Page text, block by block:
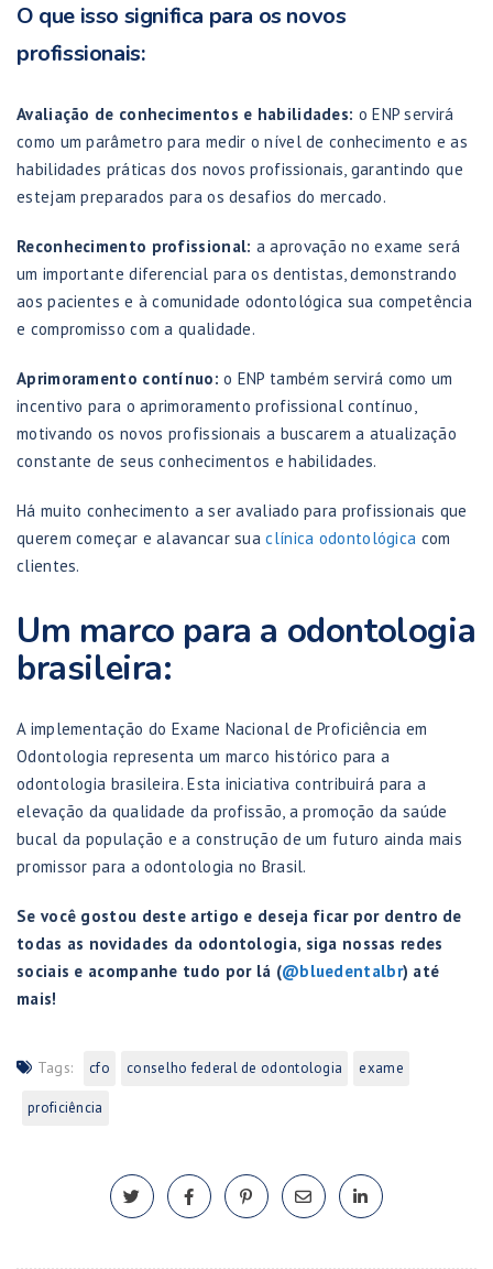
O que isso significa para os novos
profissionais:
Avaliação de conhecimentos e habilidades: o ENP servirá
como um parâmetro para medir o nível de conhecimento e as
habilidades práticas dos novos profissionais, garantindo que
estejam preparados para os desafios do mercado.
Reconhecimento profissional: a aprovação no exame será
um importante diferencial para os dentistas, demonstrando
aos pacientes e à comunidade odontológica sua competência
e compromisso com a qualidade.
Aprimoramento contínuo: o ENP também servirá como um
incentivo para o aprimoramento profissional contínuo,
motivando os novos profissionais a buscarem a atualização
constante de seus conhecimentos e habilidades.
Há muito conhecimento a ser avaliado para profissionais que
querem começar e alavancar suaclínica odontológica com
clientes.
Um marco para a odontologia
brasileira:
A implementação do Exame Nacional de Proficiência em
Odontologia representa um marco histórico para a
odontologia brasileira. Esta iniciativa contribuirá para a
elevação da qualidade da profissão, a promoção da saúde
bucal da população e a construção de um futuro ainda mais
promissor para a odontologia no Brasil.
Se você gostou deste artigo e deseja ficar por dentro de
todas as novidades da odontologia, siga nossas redes
sociais e acompanhe tudo por lá (@bluedentalbr) até
mais!
Tags: cfo conselho federal de odontologia exame
proficiência